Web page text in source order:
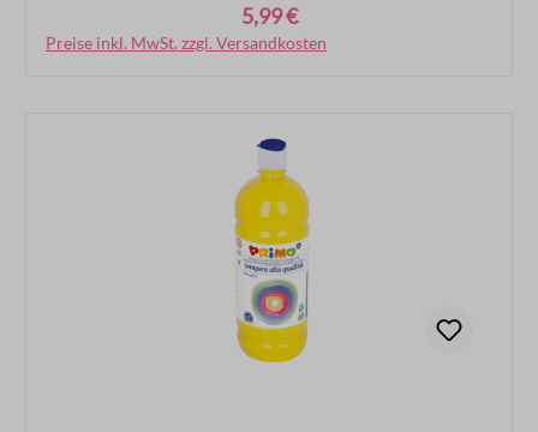
5,99 €
Preise inkl. MwSt. zzgl. Versandkosten
In den Warenkorb